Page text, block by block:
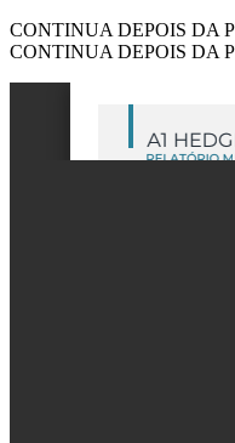
CONTINUA DEPOIS DA
CONTINUA DEPOIS DA